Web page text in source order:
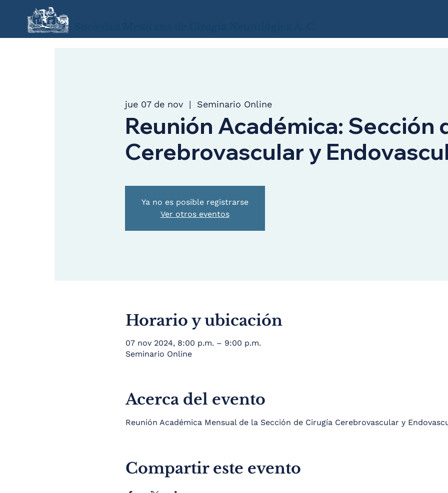
jue 07 de nov
  |
Seminario Online
Reunión Académica: Sección
Cerebrovascular y
Ya no es posible registrarse
Ver otros eventos
Horario y ubicación
07 nov 2024, 8:00 p.m. – 9:00 p.m.
Seminario Online
Acerca del evento
Reunión Académica Mensual de la Sección de Cirugía Cerebrovascular y
Compartir este evento